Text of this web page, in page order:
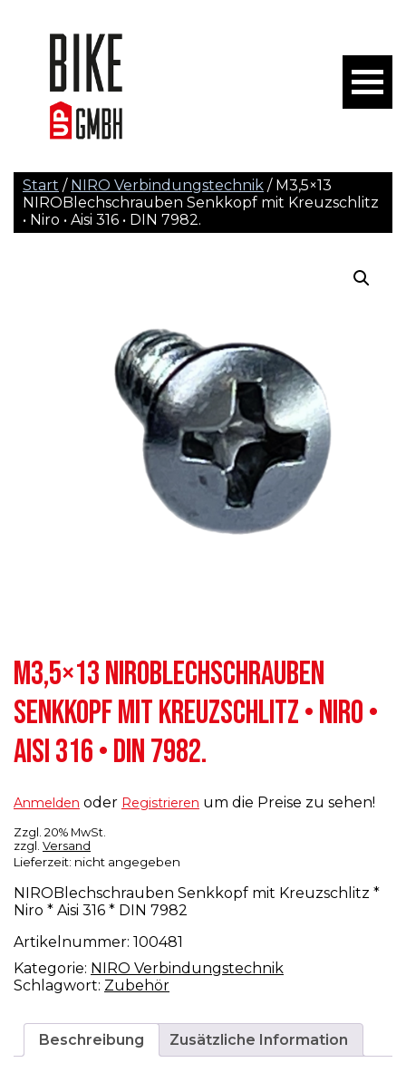
Start / NIRO Verbindungstechnik / M3,5×13
NIROBlechschrauben Senkkopf mit Kreuzschlitz
• Niro • Aisi 316 • DIN 7982.
M3,5×13 NIROBLECHSCHRAUBEN
SENKKOPF MIT KREUZSCHLITZ • NIRO •
AISI 316 • DIN 7982.
Anmelden oder Registrieren um die Preise zu sehen!
Zzgl. 20% MwSt.
zzgl. Versand
Lieferzeit: nicht angegeben
NIROBlechschrauben Senkkopf mit Kreuzschlitz *
Niro * Aisi 316 * DIN 7982
Artikelnummer: 100481
Kategorie: NIRO Verbindungstechnik
Schlagwort: Zubehör
Beschreibung Zusätzliche Information